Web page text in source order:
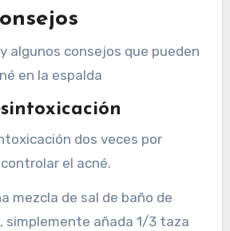
algunos consejos que pueden
en la espalda
dos veces por
el acné.
mezcla de sal de baño de
simplemente añada 1/3 taza